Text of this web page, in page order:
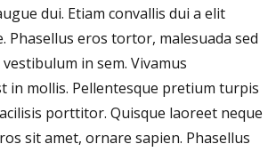
dui. Etiam convallis dui a elit
Phasellus eros tortor, malesuada sed
in sem. Vivamus
in mollis. Pellentesque pretium turpis
porttitor. Quisque laoreet neque
sit amet, ornare sapien. Phasellus